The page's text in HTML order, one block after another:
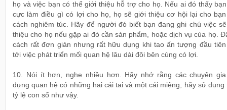
họ và việc bạn có thể giới thiệu hỗ trợ cho họ. Nếu ai đó thấy
cực làm điều gì có lợi cho họ, họ sẽ giới thiệu cơ hội lại cho
cách nghiêm túc. Hãy để người đó biết bạn đang ghi chú việc
thiệu cho họ nếu gặp ai đó cần sản phẩm, hoặc dịch vụ của họ.
cách rất đơn giản nhưng rất hữu dụng khi tao ấn tượng đầu
tới việc phát triển mối quan hệ lâu dài đôi bên cùng có lợi.
10. Nói ít hơn, nghe nhiều hơn. Hãy nhớ rằng các chuyên
dựng quan hệ có những hai cái tai và một cái miệng, hãy sử dụng
tỷ lệ con số như vậy.